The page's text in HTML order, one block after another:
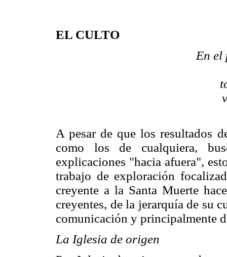
EL CULTO
En el
A pesar de que los resultados
como los de cualquiera,
explicaciones "hacia afuera",
trabajo de exploración
creyente a la Santa Muerte
creyentes, de la jerarquía de su
comunicación y principalmente
La Iglesia de origen